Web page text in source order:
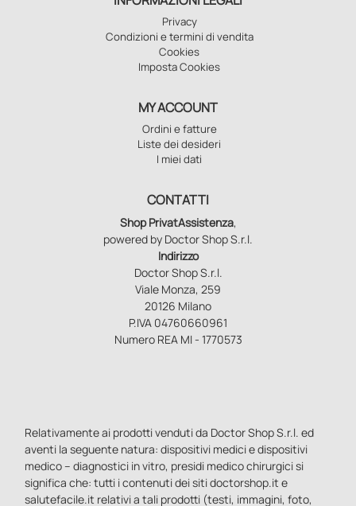
Privacy
Condizioni e termini di vendita
Cookies
Imposta Cookies
MY ACCOUNT
Ordini e fatture
Liste dei desideri
I miei dati
CONTATTI
Shop PrivatAssistenza,
powered by Doctor Shop S.r.l.
Indirizzo
Doctor Shop S.r.l.
Viale Monza, 259
20126 Milano
P.IVA 04760660961
Numero REA MI - 1770573
Relativamente ai prodotti venduti da Doctor Shop S.r.l. ed
aventi la seguente natura: dispositivi medici e dispositivi
medico – diagnostici in vitro, presidi medico chirurgici si
significa che: tutti i contenuti dei siti doctorshop.it e
salutefacile.it relativi a tali prodotti (testi, immagini, foto,